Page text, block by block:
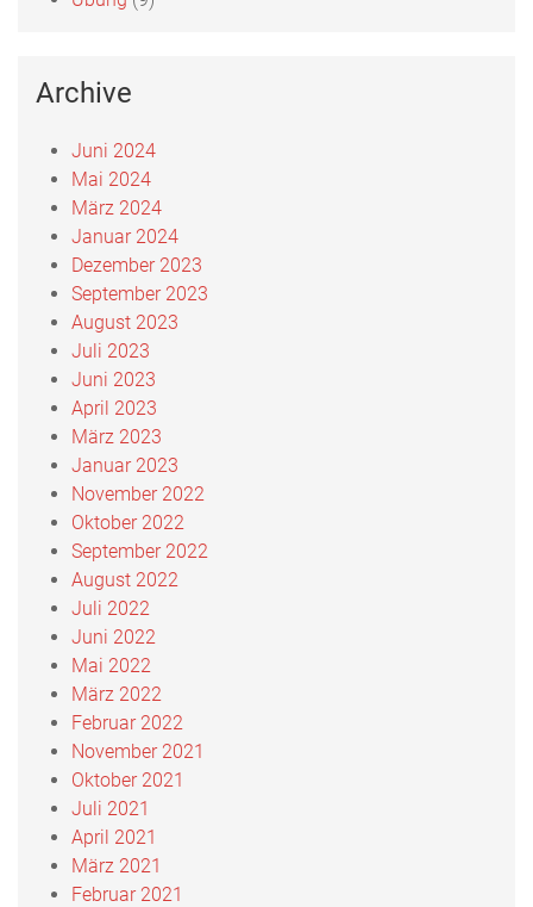
Archive
Juni 2024
Mai 2024
März 2024
Januar 2024
Dezember 2023
September 2023
August 2023
Juli 2023
Juni 2023
April 2023
März 2023
Januar 2023
November 2022
Oktober 2022
September 2022
August 2022
Juli 2022
Juni 2022
Mai 2022
März 2022
Februar 2022
November 2021
Oktober 2021
Juli 2021
April 2021
März 2021
Februar 2021